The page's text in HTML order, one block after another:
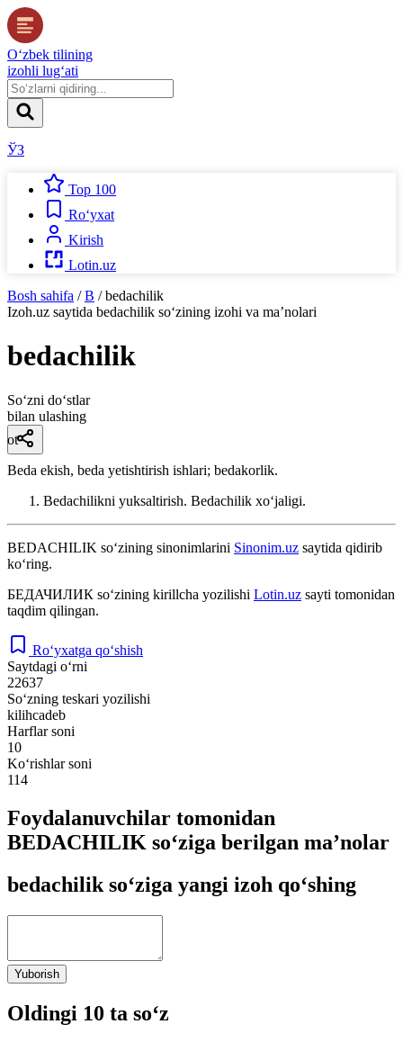
O‘zbek tilining
izohli lug‘ati
ЎЗ
Top 100
Ro‘yxat
Kirish
Lotin.uz
Bosh sahifa / B / bedachilik
Izoh.uz saytida bedachilik so‘zining izohi va ma’nolari
bedachilik
So‘zni do‘stlar
bilan ulashing
ot
Beda ekish, beda yetishtirish ishlari; bedakorlik.
Bedachilikni yuksaltirish. Bedachilik xoʻjaligi.
BEDACHILIK so‘zining sinonimlarini Sinonim.uz saytida qidirib
ko‘ring.
БЕДАЧИЛИК so‘zining kirillcha yozilishi Lotin.uz sayti tomonidan
taqdim qilingan.
Ro‘yxatga qo‘shish
Saytdagi o‘rni
22637
So‘zning teskari yozilishi
kilihcadeb
Harflar soni
10
Ko‘rishlar soni
114
Foydalanuvchilar tomonidan
BEDACHILIK so‘ziga berilgan ma’nolar
bedachilik so‘ziga yangi izoh qo‘shing
Yuborish
Oldingi 10 ta so‘z